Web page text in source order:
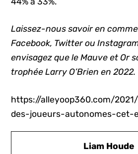
Laissez-nous savoir en
Facebook, Twitter ou
envisagez que le Mauve et Or
trophée Larry O’Brien en 2022.
https://alleyoop360.com/
des-joueurs-autonomes-cet-
Liam Houde